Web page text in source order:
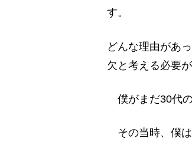
す。
どんな理由があ
欠と考える必要が
僕がまだ30代の
その当時、僕は